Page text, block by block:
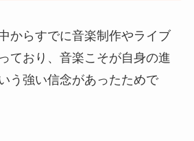
からすでに音楽制作やライブ
ており、音楽こそが自身の進
う強い信念があったためで